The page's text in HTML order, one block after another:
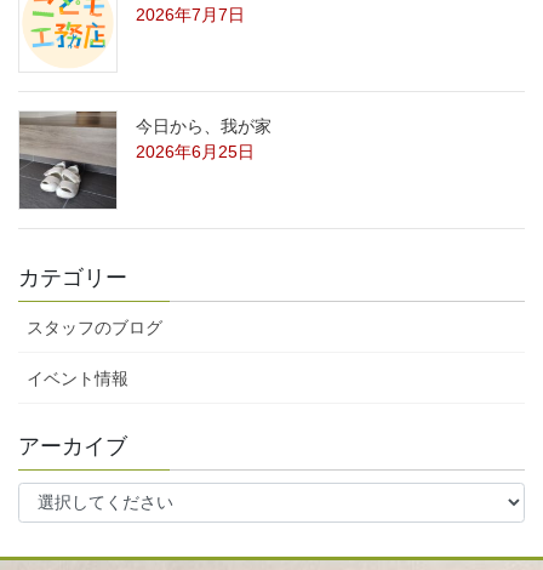
2026年7月7日
今日から、我が家
2026年6月25日
カテゴリー
スタッフのブログ
イベント情報
アーカイブ